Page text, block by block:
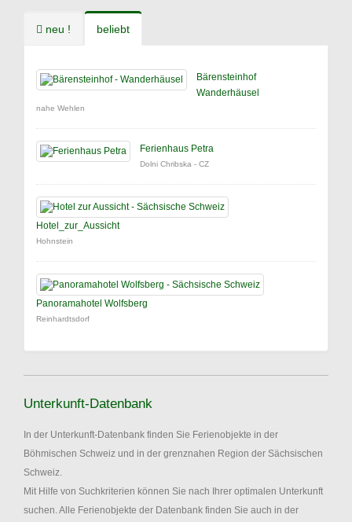
neu ! beliebt
Bärensteinhof
Wanderhäusel
nahe Wehlen
Ferienhaus Petra
Dolni Chribska - CZ
Hotel_zur_Aussicht
Hohnstein
Panoramahotel Wolfsberg
Reinhardtsdorf
Unterkunft-Datenbank
In der Unterkunft-Datenbank finden Sie Ferienobjekte in der
Böhmischen Schweiz und in der grenznahen Region der Sächsischen
Schweiz.
Mit Hilfe von Suchkriterien können Sie nach Ihrer optimalen Unterkunft
suchen. Alle Ferienobjekte der Datenbank finden Sie auch in der